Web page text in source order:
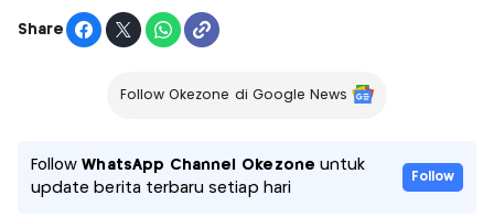
Share
Follow Okezone di Google News
FollowWhatsApp Channel Okezone untuk
update berita terbaru setiap hari
Follow